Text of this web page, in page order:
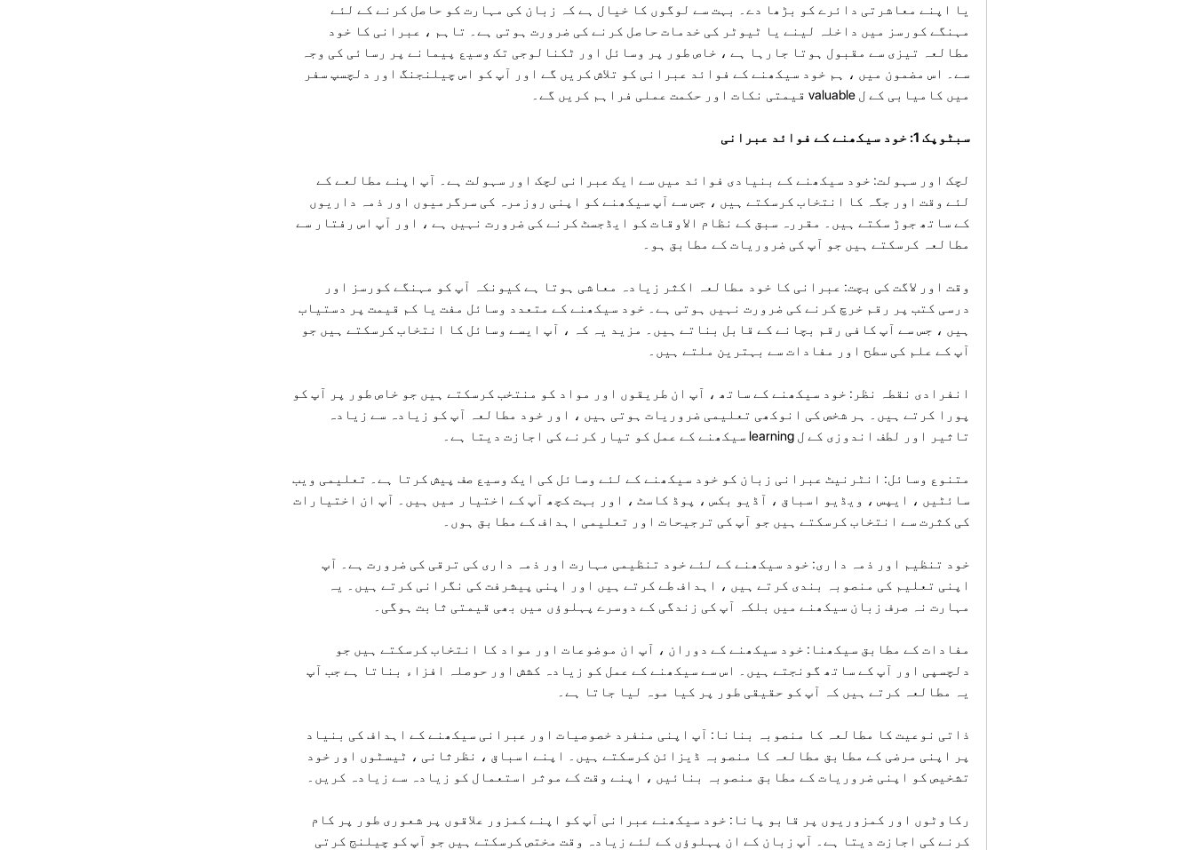
یا اپنے معاشرتی دائرے کو بڑھا دے۔ بہت سے لوگوں کا خیال ہے کہ زبان کی مہارت کو حاصل کرنے کے لئے
مہنگے کورسز میں داخلہ لینے یا ٹیوٹر کی خدمات حاصل کرنے کی ضرورت ہوتی ہے۔ تاہم ، عبرانی کا خود
مطالعہ تیزی سے مقبول ہوتا جارہا ہے ، خاص طور پر وسائل اور ٹکنالوجی تک وسیع پیمانے پر رسائی کی وجہ
سے۔ اس مضمون میں ، ہم خود سیکھنے کے فوائد عبرانی کو تلاش کریں گے اور آپ کو اس چیلنجنگ اور دلچسپ سفر
میں کامیابی کے ل valuable قیمتی نکات اور حکمت عملی فراہم کریں گے۔
سبٹوپک 1: خود سیکھنے کے فوائد عبرانی
لچک اور سہولت: خود سیکھنے کے بنیادی فوائد میں سے ایک عبرانی لچک اور سہولت ہے۔ آپ اپنے مطالعے کے
لئے وقت اور جگہ کا انتخاب کرسکتے ہیں ، جس سے آپ سیکھنے کو اپنی روزمرہ کی سرگرمیوں اور ذمہ داریوں
کے ساتھ جوڑ سکتے ہیں۔ مقررہ سبق کے نظام الاوقات کو ایڈجسٹ کرنے کی ضرورت نہیں ہے ، اور آپ اس رفتار سے
مطالعہ کرسکتے ہیں جو آپ کی ضروریات کے مطابق ہو۔
وقت اور لاگت کی بچت: عبرانی کا خود مطالعہ اکثر زیادہ معاشی ہوتا ہے کیونکہ آپ کو مہنگے کورسز اور
درسی کتب پر رقم خرچ کرنے کی ضرورت نہیں ہوتی ہے۔ خود سیکھنے کے متعدد وسائل مفت یا کم قیمت پر دستیاب
ہیں ، جس سے آپ کافی رقم بچانے کے قابل بناتے ہیں۔ مزید یہ کہ ، آپ ایسے وسائل کا انتخاب کرسکتے ہیں جو
آپ کے علم کی سطح اور مفادات سے بہترین ملتے ہیں۔
انفرادی نقطہ نظر: خود سیکھنے کے ساتھ ، آپ ان طریقوں اور مواد کو منتخب کرسکتے ہیں جو خاص طور پر آپ کو
پورا کرتے ہیں۔ ہر شخص کی انوکھی تعلیمی ضروریات ہوتی ہیں ، اور خود مطالعہ آپ کو زیادہ سے زیادہ
تاثیر اور لطف اندوزی کے ل learning سیکھنے کے عمل کو تیار کرنے کی اجازت دیتا ہے۔
متنوع وسائل: انٹرنیٹ عبرانی زبان کو خود سیکھنے کے لئے وسائل کی ایک وسیع صف پیش کرتا ہے۔ تعلیمی ویب
سائٹیں ، ایپس ، ویڈیو اسباق ، آڈیو بکس ، پوڈ کاسٹ ، اور بہت کچھ آپ کے اختیار میں ہیں۔ آپ ان اختیارات
کی کثرت سے انتخاب کرسکتے ہیں جو آپ کی ترجیحات اور تعلیمی اہداف کے مطابق ہوں۔
خود تنظیم اور ذمہ داری: خود سیکھنے کے لئے خود تنظیمی مہارت اور ذمہ داری کی ترقی کی ضرورت ہے۔ آپ
اپنی تعلیم کی منصوبہ بندی کرتے ہیں ، اہداف طے کرتے ہیں اور اپنی پیشرفت کی نگرانی کرتے ہیں۔ یہ
مہارت نہ صرف زبان سیکھنے میں بلکہ آپ کی زندگی کے دوسرے پہلوؤں میں بھی قیمتی ثابت ہوگی۔
مفادات کے مطابق سیکھنا: خود سیکھنے کے دوران ، آپ ان موضوعات اور مواد کا انتخاب کرسکتے ہیں جو
دلچسپی اور آپ کے ساتھ گونجتے ہیں۔ اس سے سیکھنے کے عمل کو زیادہ کشش اور حوصلہ افزاء بناتا ہے جب آپ
یہ مطالعہ کرتے ہیں کہ آپ کو حقیقی طور پر کیا موہ لیا جاتا ہے۔
ذاتی نوعیت کا مطالعہ کا منصوبہ بنانا: آپ اپنی منفرد خصوصیات اور عبرانی سیکھنے کے اہداف کی بنیاد
پر اپنی مرضی کے مطابق مطالعہ کا منصوبہ ڈیزائن کرسکتے ہیں۔ اپنے اسباق ، نظرثانی ، ٹیسٹوں اور خود
تشخیص کو اپنی ضروریات کے مطابق منصوبہ بنائیں ، اپنے وقت کے موثر استعمال کو زیادہ سے زیادہ کریں۔
رکاوٹوں اور کمزوریوں پر قابو پانا: خود سیکھنے عبرانی آپ کو اپنے کمزور علاقوں پر شعوری طور پر کام
کرنے کی اجازت دیتا ہے۔ آپ زبان کے ان پہلوؤں کے لئے زیادہ وقت مختص کرسکتے ہیں جو آپ کو چیلنج کرتی